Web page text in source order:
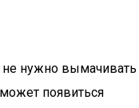
не нужно вымачивать
появиться